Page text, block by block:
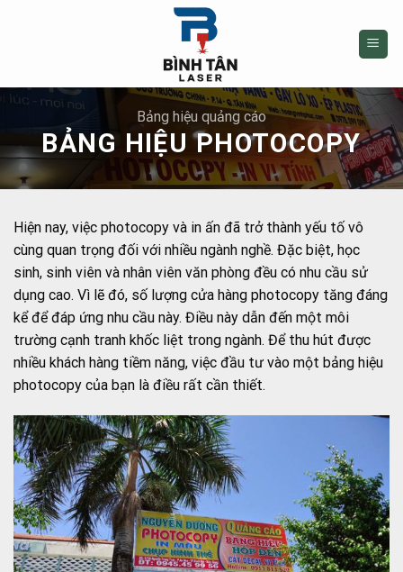
Bảng hiệu quảng cáo
BẢNG HIỆU PHOTOCOPY
Hiện nay, việc photocopy và in ấn đã trở thành yếu tố vô
cùng quan trọng đối với nhiều ngành nghề. Đặc biệt, học
sinh, sinh viên và nhân viên văn phòng đều có nhu cầu sử
dụng cao. Vì lẽ đó, số lượng cửa hàng photocopy tăng đáng
kể để đáp ứng nhu cầu này. Điều này dẫn đến một môi
trường cạnh tranh khốc liệt trong ngành. Để thu hút được
nhiều khách hàng tiềm năng, việc đầu tư vào một bảng hiệu
photocopy của bạn là điều rất cần thiết.